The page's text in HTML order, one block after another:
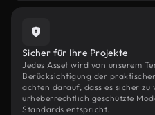
Sicher für Ihre Projekte
Jedes Asset wird von unserem
Berücksichtigung der
achten darauf, dass es sicher
urheberrechtlich geschützte
Standards entspricht.